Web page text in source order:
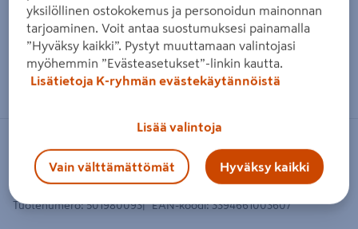
Zoomaa kuvaa sormilla kosketusnäytöllä
Autopukkipari Ironside 3tn
IRONSIDE
Tuotenumero:501980093 EAN-koodi:3394661003607
yksilöllinen ostokokemus ja personoidun mainonnan
tarjoaminen. Voit antaa suostumuksesi painamalla
”Hyväksy kaikki”. Pystyt muuttamaan valintojasi
myöhemmin ”Evästeasetukset”-linkin kautta.
Lisätietoja K-ryhmän evästekäytännöistä
Lisää valintoja
Vain välttämättömät Hyväksy kaikki